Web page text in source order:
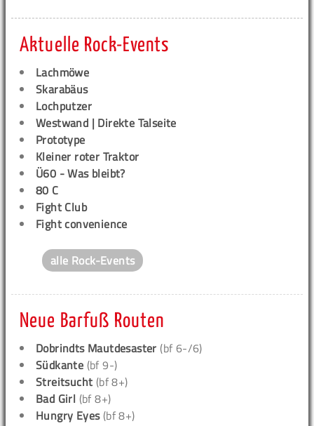
Aktuelle Rock-Events
Lachmöwe
Skarabäus
Lochputzer
Westwand | Direkte Talseite
Prototype
Kleiner roter Traktor
Ü60 - Was bleibt?
80 C
Fight Club
Fight convenience
alle Rock-Events
Neue Barfuß Routen
Dobrindts Mautdesaster (bf 6-/6)
Südkante (bf 9-)
Streitsucht (bf 8+)
Bad Girl (bf 8+)
Hungry Eyes(bf 8+)